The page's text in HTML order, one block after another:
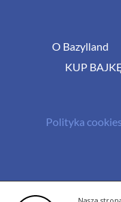
O Bazylland
KUP
Polityka